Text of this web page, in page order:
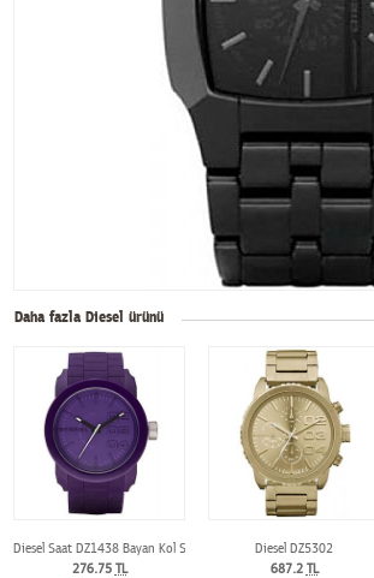
Daha fazla Diesel ürünü
Diesel Saat DZ1438 Bayan Kol Saati
276.75 TL
Diesel DZ5302
687.2 TL